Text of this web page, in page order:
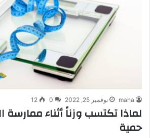
maha نوفمبر 25, 2022 0
12
لماذا تكتسب وزناً أثناء ممارسة
حمية